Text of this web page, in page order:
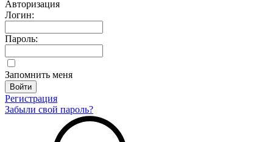
Авторизация
Логин:
Пароль:
Запомнить меня
Регистрация
Забыли свой пароль?